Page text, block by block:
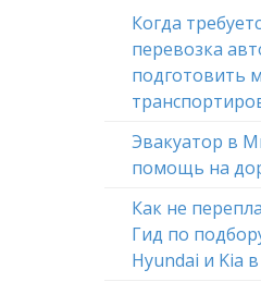
Когда
перевозка
подготовить
Эвакуатор в
помощь на
Как не
Гид по
Hyundai и Kia